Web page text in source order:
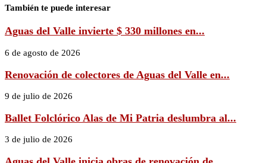
También te puede interesar
Aguas del Valle invierte $ 330 millones en...
6 de agosto de 2026
Renovación de colectores de Aguas del Valle en...
9 de julio de 2026
Ballet Folclórico Alas de Mi Patria deslumbra al...
3 de julio de 2026